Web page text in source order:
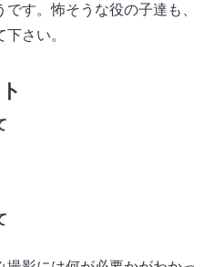
す。怖そうな役の子達も、
さい。